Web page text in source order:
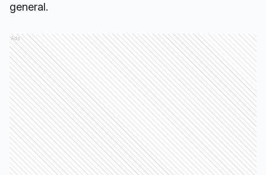
general.
Ads